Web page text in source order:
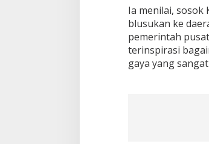
Ia menilai, sosok
blusukan ke
pemerintah
terinspirasi
gaya yang